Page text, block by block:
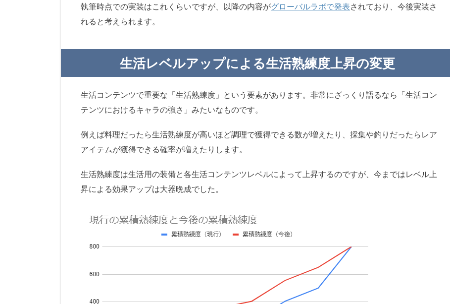
執筆時点での実装はこれくらいですが、以降の内容がグローバルラボで発表されており、今後実装さ
れると考えられます。
生活レベルアップによる生活熟練度上昇の変更
生活コンテンツで重要な「生活熟練度」という要素があります。非常にざっくり語るなら「生活コン
テンツにおけるキャラの強さ」みたいなものです。
例えば料理だったら生活熟練度が高いほど調理で獲得できる数が増えたり、採集や釣りだったらレア
アイテムが獲得できる確率が増えたりします。
生活熟練度は生活用の装備と各生活コンテンツレベルによって上昇するのですが、今まではレベル上
昇による効果アップは大器晩成でした。